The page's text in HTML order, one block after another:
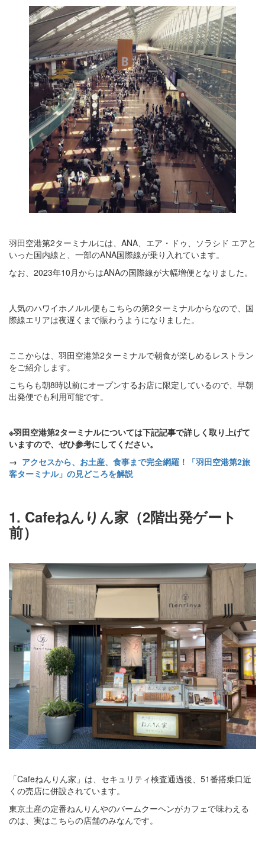
羽田空港第2ターミナルには、ANA、エア・ドゥ、ソラシド エアと
いった国内線と、一部のANA国際線が乗り入れています。
なお、2023年10月からはANAの国際線が大幅増便となりました。
人気のハワイホノルル便もこちらの第2ターミナルからなので、国
際線エリアは夜遅くまで賑わうようになりました。
ここからは、羽田空港第2ターミナルで朝食が楽しめるレストラン
をご紹介します。
こちらも朝8時以前にオープンするお店に限定しているので、早朝
出発便でも利用可能です。
※羽田空港第2ターミナルについては下記記事で詳しく取り上げて
いますので、ぜひ参考にしてください。
→ アクセスから、お土産、食事まで完全網羅！「羽田空港第2旅
客ターミナル」の見どころを解説
1. Cafeねんりん家（2階出発ゲート
前）
「Cafeねんりん家」は、セキュリティ検査通過後、51番搭乗口近
くの売店に併設されています。
東京土産の定番ねんりんやのバームクーヘンがカフェで味わえる
のは、実はこちらの店舗のみなんです。